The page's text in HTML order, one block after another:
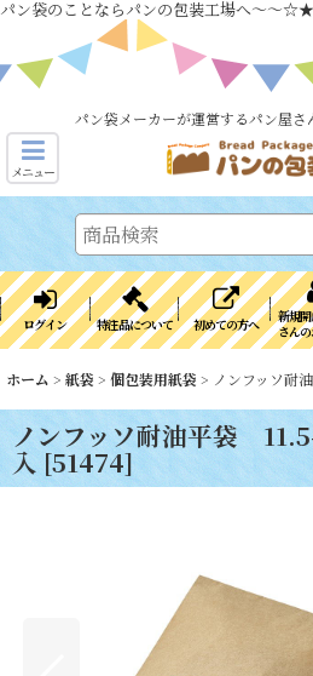
パン袋のことならパンの包装工場へ～～
パン袋メーカーが運営するパン屋
メニュー
ログイン 特注品について 初めての方へ
新規
さん
ホーム > 紙袋 > 個包装用紙袋 > ノンフッソ
ノンフッソ耐油平袋
入 [51474]